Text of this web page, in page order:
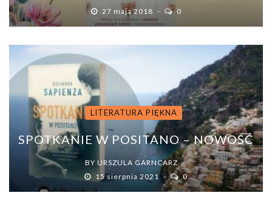
27 maja 2018
0
LITERATURA PIĘKNA
SPOTKANIE W POSITANO – NOWOŚĆ
BY URSZULA GARNCARZ
15 sierpnia 2021
0